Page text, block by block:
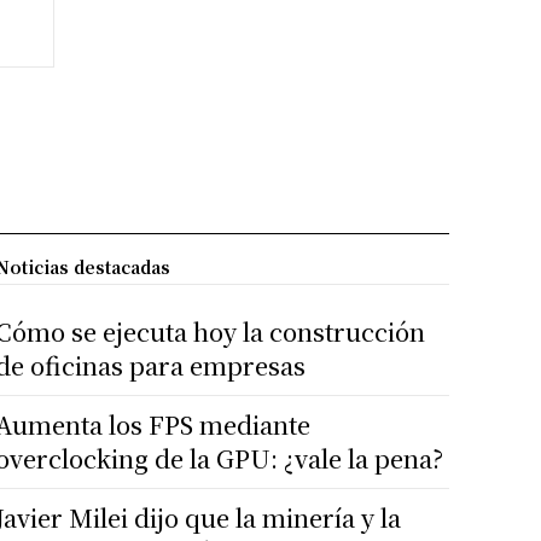
destacadas
se ejecuta hoy la construcción
oficinas para empresas
los FPS mediante
de la GPU: ¿vale la pena?
Milei dijo que la minería y la